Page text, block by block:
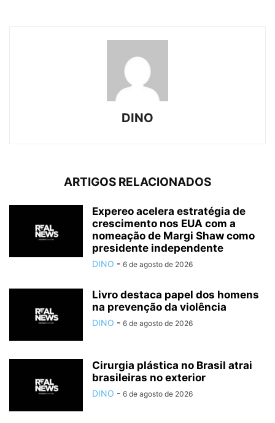
DINO
ARTIGOS RELACIONADOS
Expereo acelera estratégia de
crescimento nos EUA com a
nomeação de Margi Shaw como
presidente independente
DINO - 6 de agosto de 2026
Livro destaca papel dos homens
na prevenção da violência
DINO - 6 de agosto de 2026
Cirurgia plástica no Brasil atrai
brasileiras no exterior
DINO - 6 de agosto de 2026